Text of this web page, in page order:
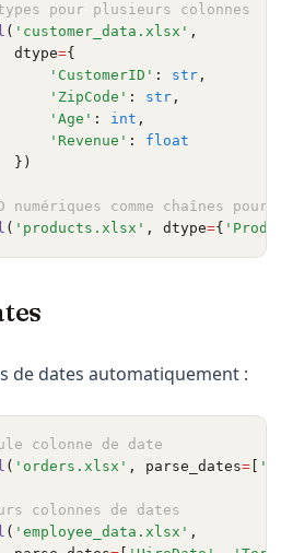
pour plusieurs colonnes
( 'customer_data.xlsx' ,
dtype
={
'CustomerID' : str ,
'ZipCode' : str ,
'Age' : int ,
'Revenue' : float
})
numériques comme chaînes
( 'products.xlsx' , dtype={
de dates automatiquement :
colonne de date
( 'orders.xlsx' , parse_dates=
colonnes de dates
( 'employee_data.xlsx' ,